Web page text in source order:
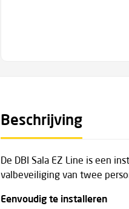
Beschrijving
De DBI Sala EZ Line is een
valbeveiliging van twee
Eenvoudig te installeren